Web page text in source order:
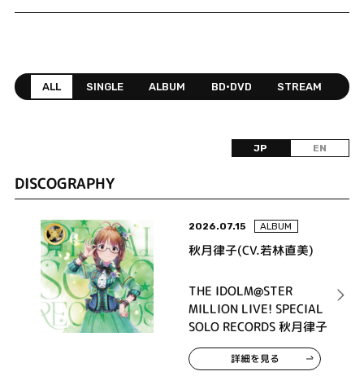
ALL SINGLE ALBUM BD•DVD STREAM
JP EN
DISCOGRAPHY
2026.07.15 ALBUM
秋月律子(CV.若林直美)
THE IDOLM@STER
MILLION LIVE! SPECIAL
SOLO RECORDS 秋月律子
詳細を見る